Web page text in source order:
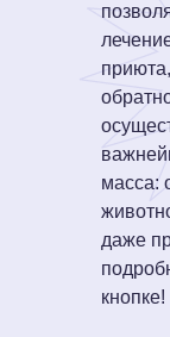
масса:
даже
кнопке!